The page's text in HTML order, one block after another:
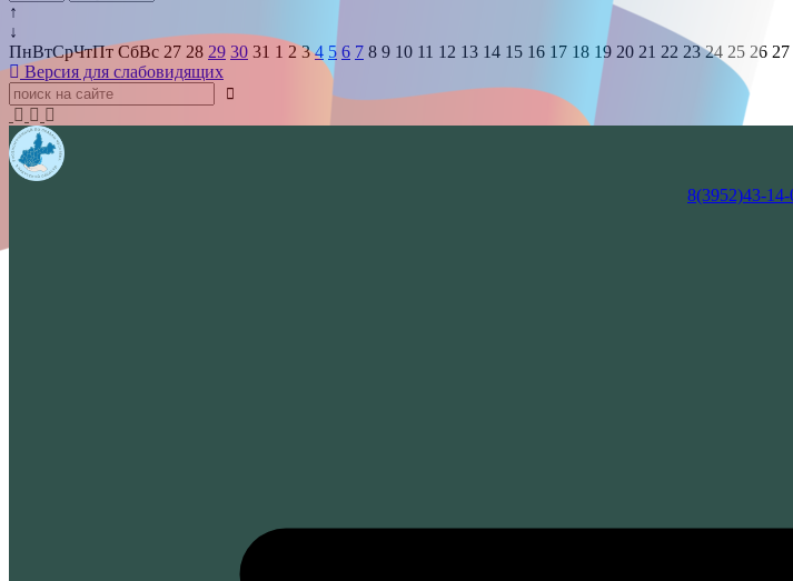
↑
↓
ПнВтСрЧтПт СбВс 27 28 29 30 31 1 2 3 4 5 6 7 8 9 10 11 12 13 14 15 16 17 18 19 20 21 22 23 24 25 26 27
Версия для слабовидящих
8(3952)43-14-